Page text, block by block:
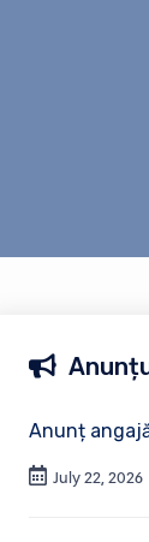
Anunț
July 22, 2026